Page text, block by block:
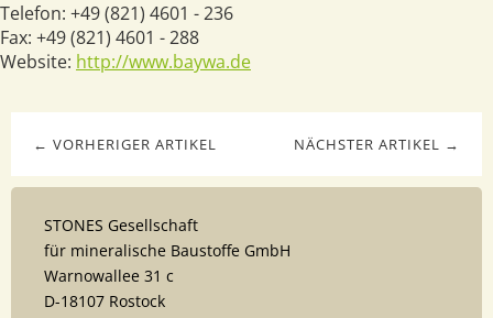
Telefon: +49 (821) 4601 - 236
Fax: +49 (821) 4601 - 288
Website: http://www.baywa.de
NÄCHSTER ARTIKEL →
← VORHERIGER ARTIKEL
STONES Gesellschaft
für mineralische Baustoffe GmbH
Warnowallee 31 c
D-18107 Rostock